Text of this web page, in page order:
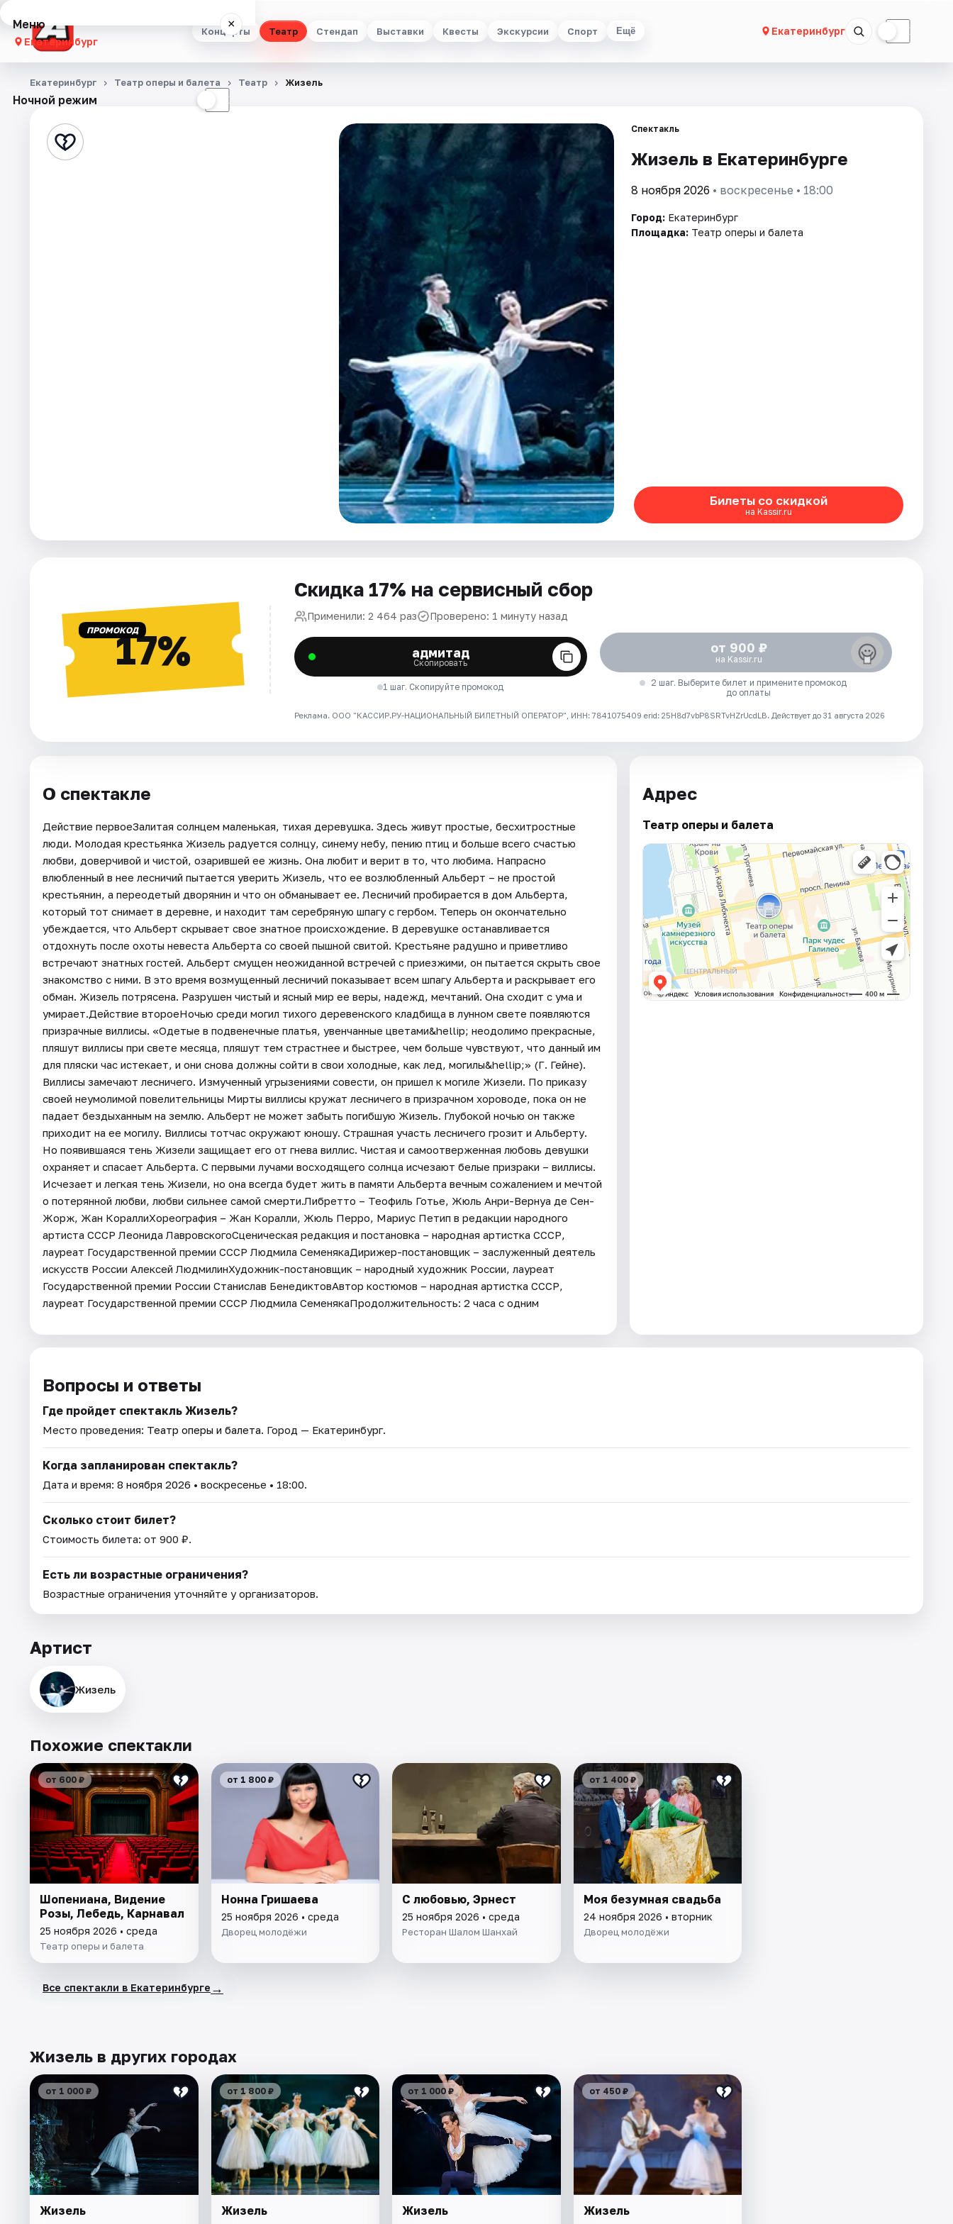
Концерты Театр Стендап Выставки Квесты Экскурсии Спорт Ещё Екатеринбург ☾
Меню ×
Екатеринбург
Концерты
Стендап
Ночной режим ☾
Екатеринбург Театр оперы и балета Театр Жизель
Спектакль
Жизель в Екатеринбурге
8 ноября 2026 • воскресенье • 18:00
Город: Екатеринбург
Площадка: Театр оперы и балета
Билеты со скидкой
на Kassir.ru
ПРОМОКОД17%
Скидка 17% на сервисный сбор
Применили: 2 464 раз Проверено: 1 минуту назад
адмитад
Скопировать
1 шаг. Скопируйте промокод
от 900 ₽
на Kassir.ru
2 шаг. Выберите билет и примените промокод
до оплаты
Реклама. ООО "КАССИР.РУ-НАЦИОНАЛЬНЫЙ БИЛЕТНЫЙ ОПЕРАТОР", ИНН: 7841075409 erid: 25H8d7vbP8SRTvHZrUcdLB. Действует до 31 августа 2026
О спектакле
Действие первоеЗалитая солнцем маленькая, тихая деревушка. Здесь живут простые, бесхитростные
люди. Молодая крестьянка Жизель радуется солнцу, синему небу, пению птиц и больше всего счастью
любви, доверчивой и чистой, озарившей ее жизнь. Она любит и верит в то, что любима. Напрасно
влюбленный в нее лесничий пытается уверить Жизель, что ее возлюбленный Альберт – не простой
крестьянин, а переодетый дворянин и что он обманывает ее. Лесничий пробирается в дом Альберта,
который тот снимает в деревне, и находит там серебряную шпагу с гербом. Теперь он окончательно
убеждается, что Альберт скрывает свое знатное происхождение. В деревушке останавливается
отдохнуть после охоты невеста Альберта со своей пышной свитой. Крестьяне радушно и приветливо
встречают знатных гостей. Альберт смущен неожиданной встречей с приезжими, он пытается скрыть свое
знакомство с ними. В это время возмущенный лесничий показывает всем шпагу Альберта и раскрывает его
обман. Жизель потрясена. Разрушен чистый и ясный мир ее веры, надежд, мечтаний. Она сходит с ума и
умирает.Действие второеНочью среди могил тихого деревенского кладбища в лунном свете появляются
призрачные виллисы. «Одетые в подвенечные платья, увенчанные цветами&hellip; неодолимо прекрасные,
пляшут виллисы при свете месяца, пляшут тем страстнее и быстрее, чем больше чувствуют, что данный им
для пляски час истекает, и они снова должны сойти в свои холодные, как лед, могилы&hellip;» (Г. Гейне).
Виллисы замечают лесничего. Измученный угрызениями совести, он пришел к могиле Жизели. По приказу
своей неумолимой повелительницы Мирты виллисы кружат лесничего в призрачном хороводе, пока он не
падает бездыханным на землю. Альберт не может забыть погибшую Жизель. Глубокой ночью он также
приходит на ее могилу. Виллисы тотчас окружают юношу. Страшная участь лесничего грозит и Альберту.
Но появившаяся тень Жизели защищает его от гнева виллис. Чистая и самоотверженная любовь девушки
охраняет и спасает Альберта. С первыми лучами восходящего солнца исчезают белые призраки – виллисы.
Исчезает и легкая тень Жизели, но она всегда будет жить в памяти Альберта вечным сожалением и мечтой
о потерянной любви, любви сильнее самой смерти.Либретто – Теофиль Готье, Жюль Анри-Вернуа де Сен-
Жорж, Жан КораллиХореография – Жан Коралли, Жюль Перро, Мариус Петип в редакции народного
артиста СССР Леонида ЛавровскогоСценическая редакция и постановка – народная артистка СССР,
лауреат Государственной премии СССР Людмила СеменякаДирижер-постановщик – заслуженный деятель
искусств России Алексей ЛюдмилинХудожник-постановщик – народный художник России, лауреат
Государственной премии России Станислав БенедиктовАвтор костюмов – народная артистка СССР,
лауреат Государственной премии СССР Людмила СеменякаПродолжительность: 2 часа с одним
Адрес
Театр оперы и балета
Вопросы и ответы
Где пройдет спектакль Жизель?
Место проведения: Театр оперы и балета. Город — Екатеринбург.
Когда запланирован спектакль?
Дата и время: 8 ноября 2026 • воскресенье • 18:00.
Сколько стоит билет?
Стоимость билета: от 900 ₽.
Есть ли возрастные ограничения?
Возрастные ограничения уточняйте у организаторов.
Артист
Жизель
Похожие спектакли
от 600 ₽
Шопениана, Видение
Розы, Лебедь, Карнавал
25 ноября 2026 • среда
Театр оперы и балета
от 1 800 ₽
Нонна Гришаева
25 ноября 2026 • среда
Дворец молодёжи
С любовью, Эрнест
25 ноября 2026 • среда
Ресторан Шалом Шанхай
от 1 400 ₽
Моя безумная свадьба
24 ноября 2026 • вторник
Дворец молодёжи
Все спектакли в Екатеринбурге →
Жизель в других городах
от 1 000 ₽
Жизель
от 1 800 ₽
Жизель
от 1 000 ₽
Жизель
от 450 ₽
Жизель